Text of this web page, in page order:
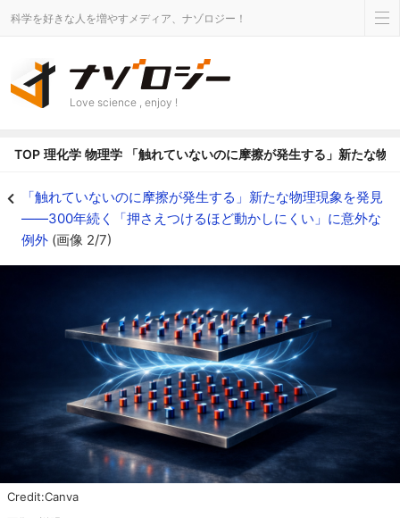
科学を好きな人を増やすメディア、ナゾロジー！
Love science , enjoy !
TOP 理化学 物理学 「触れていないのに摩擦が発生する」新たな
「触れていないのに摩擦が発生する」新たな物理現象を発見
――300年続く「押さえつけるほど動かしにくい」に意外な
例外 (画像 2/7)
Credit:Canva